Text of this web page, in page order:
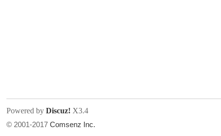
Powered byDiscuz! X3.4
© 2001-2017Comsenz Inc.